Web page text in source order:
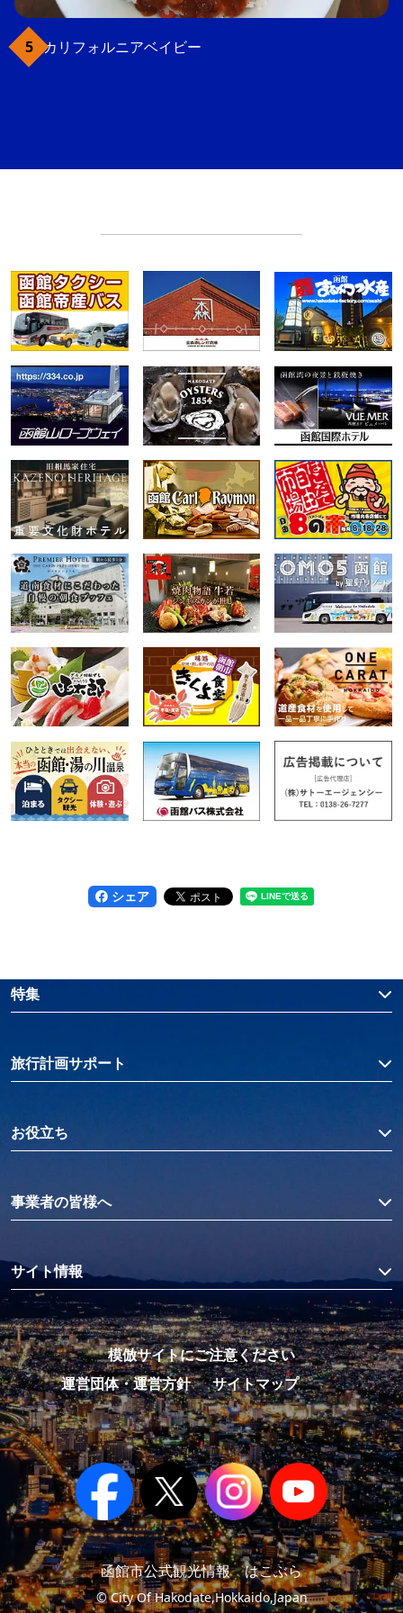
カリフォルニアベイビー
シェア
特集
旅行計画サポート
お役立ち
事業者の皆様へ
サイト情報
模倣サイトにご注意ください
運営団体・運営方針
サイトマップ
函館市公式観光情報 はこぶら
© City Of Hakodate,Hokkaido,Japan